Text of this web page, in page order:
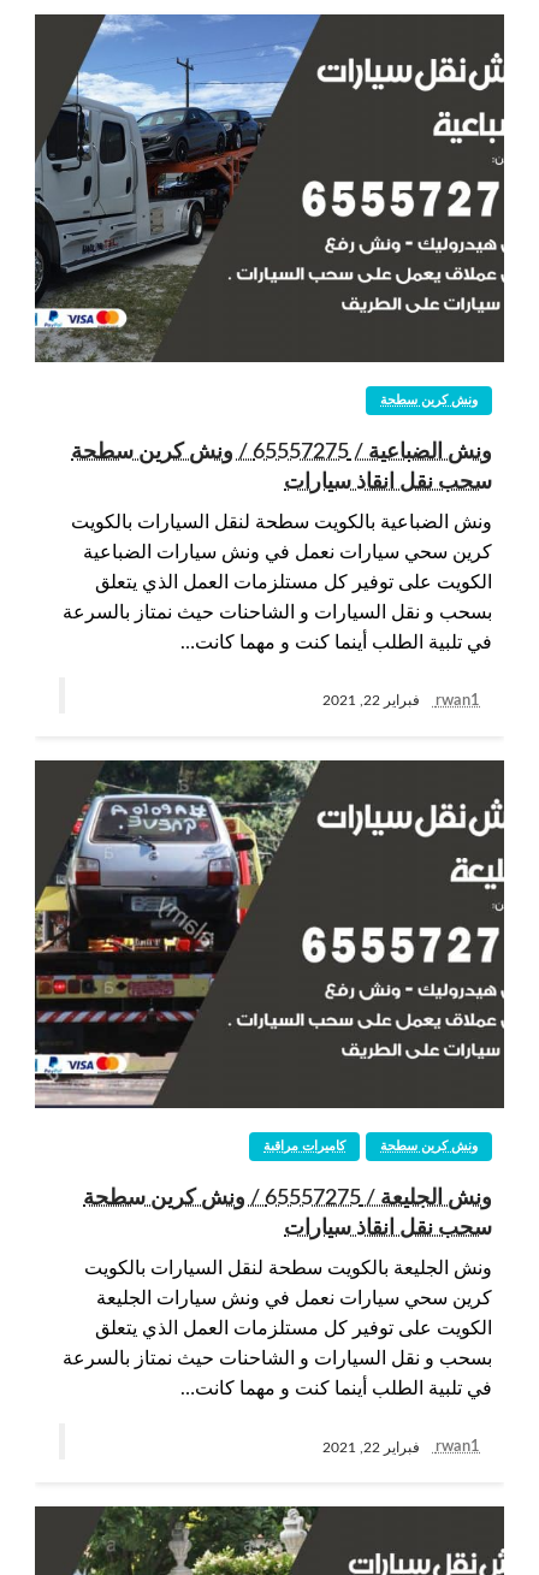
ونش كرين سطحة
ونش الضباعية / 65557275 / ونش كرين سطحة
سحب نقل انقاذ سيارات
ونش الضباعية بالكويت سطحة لنقل السيارات بالكويت
كرين سحي سيارات نعمل في ونش سيارات الضباعية
الكويت على توفير كل مستلزمات العمل الذي يتعلق
بسحب و نقل السيارات و الشاحنات حيث نمتاز بالسرعة
في تلبية الطلب أينما كنت و مهما كانت…
rwan1 فبراير 22, 2021
كاميرات مراقبة ونش كرين سطحة
ونش الجليعة / 65557275 / ونش كرين سطحة
سحب نقل انقاذ سيارات
ونش الجليعة بالكويت سطحة لنقل السيارات بالكويت
كرين سحي سيارات نعمل في ونش سيارات الجليعة
الكويت على توفير كل مستلزمات العمل الذي يتعلق
بسحب و نقل السيارات و الشاحنات حيث نمتاز بالسرعة
في تلبية الطلب أينما كنت و مهما كانت…
rwan1 فبراير 22, 2021